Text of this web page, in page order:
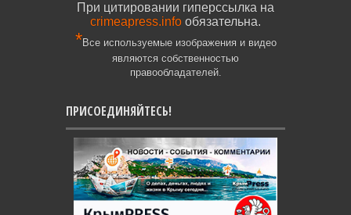
При цитировании гиперссылка на
crimeapress.info обязательна.
*Все используемые изображения и видео
являются собственностью
правообладателей.
ПРИСОЕДИНЯЙТЕСЬ!